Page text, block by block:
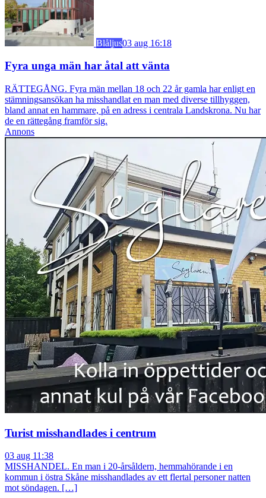
Blåljus03 aug 16:18
Fyra unga män har åtal att vänta
RÄTTEGÅNG. Fyra män mellan 18 och 22 år gamla har enligt en
stämningsansökan ha misshandlat en man med diverse tillhyggen,
bland annat en hammare, på en adress i centrala Landskrona. Nu har
de en rättegång framför sig.
Annons
Turist misshandlades i centrum
03 aug 11:38
MISSHANDEL. En man i 20-årsåldern, hemmahörande i en
kommun i östra Skåne misshandlades av ett flertal personer natten
mot söndagen. […]